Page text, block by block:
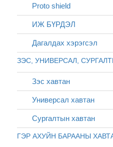
Proto shield
ИЖ БҮРДЭЛ
Дагалдах хэрэгсэл
ЗЭС, УНИВЕРСАЛ,
Зэс хавтан
Универсал хавтан
Сургалтын хавтан
ГЭР АХУЙН БАРААНЫ